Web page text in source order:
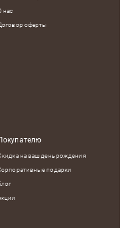
нас
оферты
на ваш день рождения
подарки